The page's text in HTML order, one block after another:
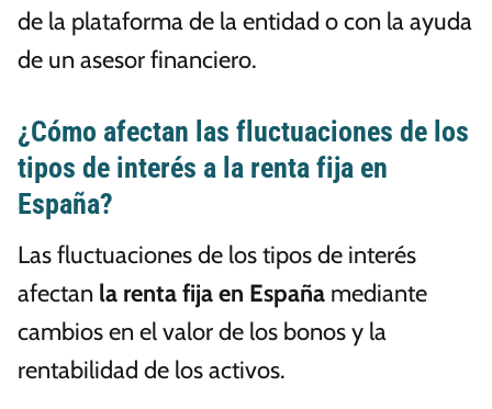
de la plataforma de la entidad o con la ayuda
de un asesor financiero.
¿Cómo afectan las fluctuaciones de los
tipos de interés a la renta fija en
España?
Las fluctuaciones de los tipos de interés
afectan la renta fija en España mediante
cambios en el valor de los bonos y la
rentabilidad de los activos.